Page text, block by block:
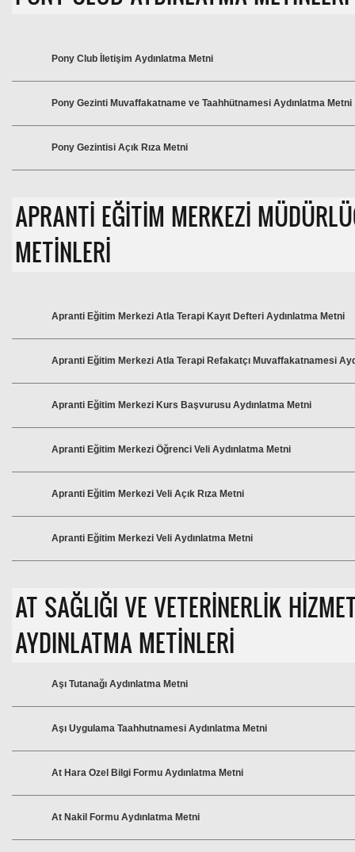
Pony Club İletişim Aydınlatma Metni
Pony Gezinti Muvaffakatname ve Taahhütnamesi Aydınlatma Metni
Pony Gezintisi Açık Rıza Metni
APRANTİ EĞİTİM MERKEZİ
METİNLERİ
Apranti Eğitim Merkezi Atla Terapi Kayıt Defteri Aydınlatma Metni
Apranti Eğitim Merkezi Atla Terapi Refakatçı Muvaffakatnamesi
Apranti Eğitim Merkezi Kurs Başvurusu Aydınlatma Metni
Apranti Eğitim Merkezi Öğrenci Veli Aydınlatma Metni
Apranti Eğitim Merkezi Veli Açık Rıza Metni
Apranti Eğitim Merkezi Veli Aydınlatma Metni
AT SAĞLIĞI VE VETERİNERLİK
AYDINLATMA METİNLERİ
Aşı Tutanağı Aydınlatma Metni
Aşı Uygulama Taahhutnamesi Aydınlatma Metni
At Hara Ozel Bilgi Formu Aydınlatma Metni
At Nakil Formu Aydınlatma Metni